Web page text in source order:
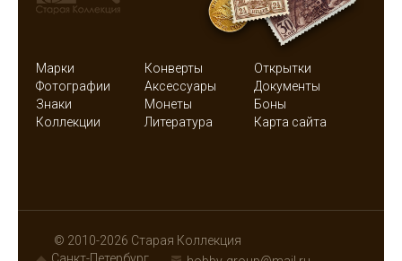
Марки Конверты
Открытки
Фотографии
Аксессуары
Документы
Знаки
Монеты
Боны
Коллекции
Литература Карта сайта
© 2010-2026 Старая Коллекция